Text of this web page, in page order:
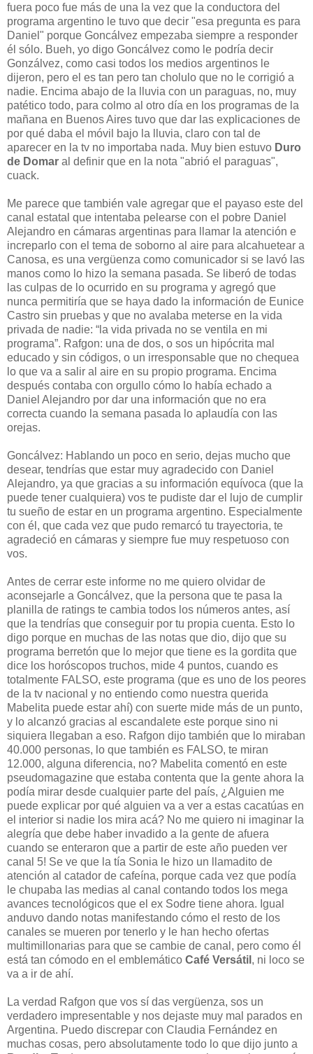
fuera poco fue más de una la vez que la conductora del
programa argentino le tuvo que decir "esa pregunta es para
Daniel" porque Goncálvez empezaba siempre a responder
él sólo. Bueh, yo digo Goncálvez como le podría decir
Gonzálvez, como casi todos los medios argentinos le
dijeron, pero el es tan pero tan cholulo que no le corrigió a
nadie. Encima abajo de la lluvia con un paraguas, no, muy
patético todo, para colmo al otro día en los programas de la
mañana en Buenos Aires tuvo que dar las explicaciones de
por qué daba el móvil bajo la lluvia, claro con tal de
aparecer en la tv no importaba nada. Muy bien estuvo Duro
de Domar al definir que en la nota "abrió el paraguas",
cuack.
Me parece que también vale agregar que el payaso este del
canal estatal que intentaba pelearse con el pobre Daniel
Alejandro en cámaras argentinas para llamar la atención e
increparlo con el tema de soborno al aire para alcahuetear a
Canosa, es una vergüenza como comunicador si se lavó las
manos como lo hizo la semana pasada. Se liberó de todas
las culpas de lo ocurrido en su programa y agregó que
nunca permitiría que se haya dado la información de Eunice
Castro sin pruebas y que no avalaba meterse en la vida
privada de nadie: “la vida privada no se ventila en mi
programa”. Rafgon: una de dos, o sos un hipócrita mal
educado y sin códigos, o un irresponsable que no chequea
lo que va a salir al aire en su propio programa. Encima
después contaba con orgullo cómo lo había echado a
Daniel Alejandro por dar una información que no era
correcta cuando la semana pasada lo aplaudía con las
orejas.
Goncálvez: Hablando un poco en serio, dejas mucho que
desear, tendrías que estar muy agradecido con Daniel
Alejandro, ya que gracias a su información equívoca (que la
puede tener cualquiera) vos te pudiste dar el lujo de cumplir
tu sueño de estar en un programa argentino. Especialmente
con él, que cada vez que pudo remarcó tu trayectoria, te
agradeció en cámaras y siempre fue muy respetuoso con
vos.
Antes de cerrar este informe no me quiero olvidar de
aconsejarle a Goncálvez, que la persona que te pasa la
planilla de ratings te cambia todos los números antes, así
que la tendrías que conseguir por tu propia cuenta. Esto lo
digo porque en muchas de las notas que dio, dijo que su
programa berretón que lo mejor que tiene es la gordita que
dice los horóscopos truchos, mide 4 puntos, cuando es
totalmente FALSO, este programa (que es uno de los peores
de la tv nacional y no entiendo como nuestra querida
Mabelita puede estar ahí) con suerte mide más de un punto,
y lo alcanzó gracias al escandalete este porque sino ni
siquiera llegaban a eso. Rafgon dijo también que lo miraban
40.000 personas, lo que también es FALSO, te miran
12.000, alguna diferencia, no? Mabelita comentó en este
pseudomagazine que estaba contenta que la gente ahora la
podía mirar desde cualquier parte del país, ¿Alguien me
puede explicar por qué alguien va a ver a estas cacatúas en
el interior si nadie los mira acá? No me quiero ni imaginar la
alegría que debe haber invadido a la gente de afuera
cuando se enteraron que a partir de este año pueden ver
canal 5! Se ve que la tía Sonia le hizo un llamadito de
atención al catador de cafeína, porque cada vez que podía
le chupaba las medias al canal contando todos los mega
avances tecnológicos que el ex Sodre tiene ahora. Igual
anduvo dando notas manifestando cómo el resto de los
canales se mueren por tenerlo y le han hecho ofertas
multimillonarias para que se cambie de canal, pero como él
está tan cómodo en el emblemático Café Versátil , ni loco se
va a ir de ahí.
La verdad Rafgon que vos sí das vergüenza, sos un
verdadero impresentable y nos dejaste muy mal parados en
Argentina. Puedo discrepar con Claudia Fernández en
muchas cosas, pero absolutamente todo lo que dijo junto a